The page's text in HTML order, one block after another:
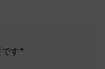
です*